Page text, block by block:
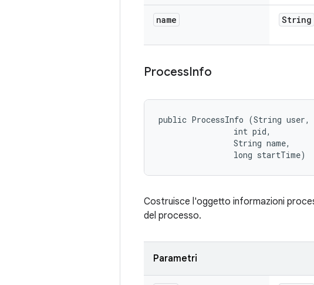
name String
ProcessInfo
public ProcessInfo (String user,
                int pid,
                String name,
                long startTime)
Costruisce l'oggetto informazioni
del processo.
Parametri